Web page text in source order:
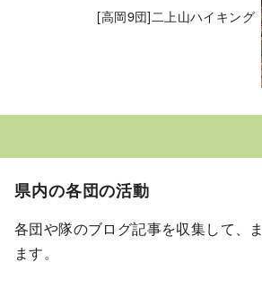
[高岡9団]二上山ハイキング
県内の各団の活動
各団や隊のブログ記事を収集して、
ます。